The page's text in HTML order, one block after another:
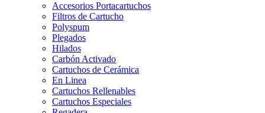
Accesorios Portacartuchos
Filtros de Cartucho
Polyspum
Plegados
Hilados
Carbón Activado
Cartuchos de Cerámica
En Linea
Cartuchos Rellenables
Cartuchos Especiales